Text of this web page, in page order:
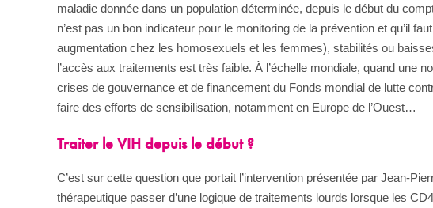
maladie donnée dans un population déterminée, depuis le début du
n’est pas un bon indicateur pour le monitoring de la prévention et qu’il
augmentation chez les homosexuels et les femmes), stabilités ou
l’accès aux traitements est très faible. À l’échelle mondiale, quand une
crises de gouvernance et de financement du Fonds mondial de lutte
faire des efforts de sensibilisation, notamment en Europe de l’Ouest…
Traiter le VIH depuis le début ?
C’est sur cette question que portait l’intervention présentée par Jean-
thérapeutique passer d’une logique de traitements lourds lorsque les